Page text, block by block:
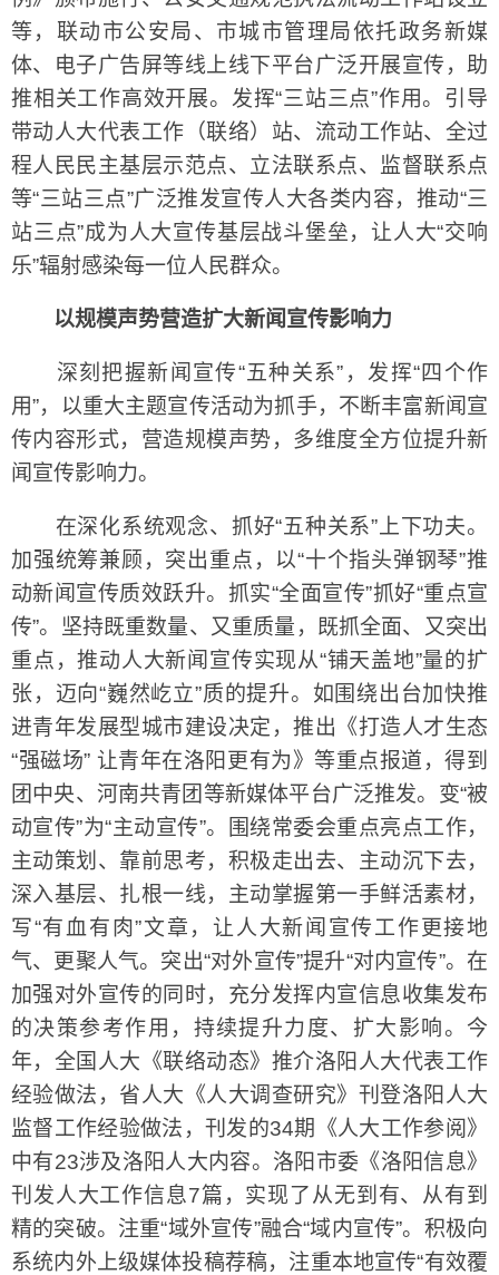
等，联动市公安局、市城市管理局依托政务新媒
体、电子广告屏等线上线下平台广泛开展宣传，助
推相关工作高效开展。发挥“三站三点”作用。引导
带动人大代表工作（联络）站、流动工作站、全过
程人民民主基层示范点、立法联系点、监督联系点
等“三站三点”广泛推发宣传人大各类内容，推动“三
站三点”成为人大宣传基层战斗堡垒，让人大“交响
乐”辐射感染每一位人民群众。
以规模声势营造扩大新闻宣传影响力
深刻把握新闻宣传“五种关系”，发挥“四个作
用”，以重大主题宣传活动为抓手，不断丰富新闻宣
传内容形式，营造规模声势，多维度全方位提升新
闻宣传影响力。
在深化系统观念、抓好“五种关系”上下功夫。
加强统筹兼顾，突出重点，以“十个指头弹钢琴”推
动新闻宣传质效跃升。抓实“全面宣传”抓好“重点宣
传”。坚持既重数量、又重质量，既抓全面、又突出
重点，推动人大新闻宣传实现从“铺天盖地”量的扩
张，迈向“巍然屹立”质的提升。如围绕出台加快推
进青年发展型城市建设决定，推出《打造人才生态
“强磁场” 让青年在洛阳更有为》等重点报道，得到
团中央、河南共青团等新媒体平台广泛推发。变“被
动宣传”为“主动宣传”。围绕常委会重点亮点工作，
主动策划、靠前思考，积极走出去、主动沉下去，
深入基层、扎根一线，主动掌握第一手鲜活素材，
写“有血有肉”文章，让人大新闻宣传工作更接地
气、更聚人气。突出“对外宣传”提升“对内宣传”。在
加强对外宣传的同时，充分发挥内宣信息收集发布
的决策参考作用，持续提升力度、扩大影响。今
年，全国人大《联络动态》推介洛阳人大代表工作
经验做法，省人大《人大调查研究》刊登洛阳人大
监督工作经验做法，刊发的34期《人大工作参阅》
中有23涉及洛阳人大内容。洛阳市委《洛阳信息》
刊发人大工作信息7篇，实现了从无到有、从有到
精的突破。注重“域外宣传”融合“域内宣传”。积极向
系统内外上级媒体投稿荐稿，注重本地宣传“有效覆